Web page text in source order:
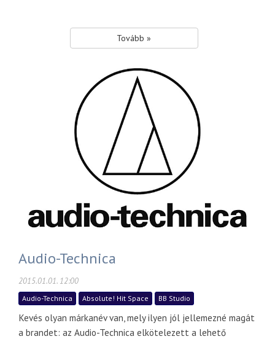
Tovább »
Audio-Technica
2015.01.01. 12:00
Audio-Technica Absolute! Hit Space BB Studio
Kevés olyan márkanév van, mely ilyen jól jellemezné magát
a brandet: az Audio-Technica elkötelezett a lehető